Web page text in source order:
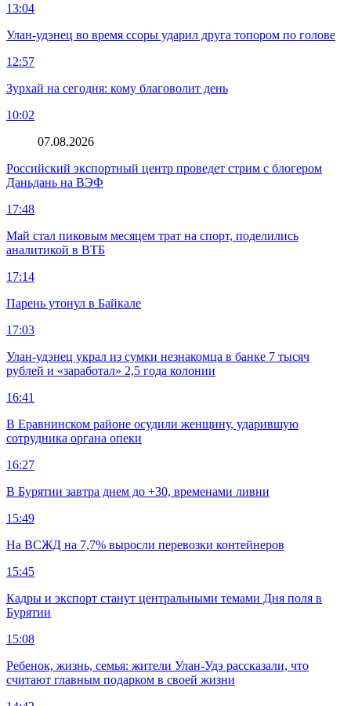
13:04
Улан-удэнец во время ссоры ударил друга топором по голове
12:57
Зурхай на сегодня: кому благоволит день
10:02
07.08.2026
Российский экспортный центр проведет стрим с блогером
Даньдань на ВЭФ
17:48
Май стал пиковым месяцем трат на спорт, поделились
аналитикой в ВТБ
17:14
Парень утонул в Байкале
17:03
Улан-удэнец украл из сумки незнакомца в банке 7 тысяч
рублей и «заработал» 2,5 года колонии
16:41
В Еравнинском районе осудили женщину, ударившую
сотрудника органа опеки
16:27
В Бурятии завтра днем до +30, временами ливни
15:49
На ВСЖД на 7,7% выросли перевозки контейнеров
15:45
Кадры и экспорт станут центральными темами Дня поля в
Бурятии
15:08
Ребенок, жизнь, семья: жители Улан-Удэ рассказали, что
считают главным подарком в своей жизни